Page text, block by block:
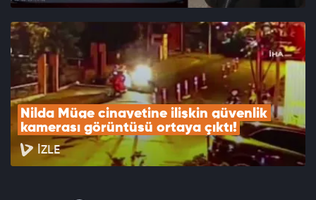
Nilda Müge cinayetine ilişkin güvenlik
kamerası görüntüsü ortaya çıktı!
İZLE